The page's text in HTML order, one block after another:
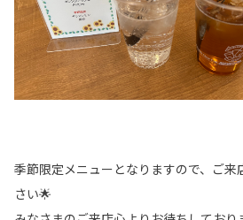
季節限定メニューとなりますので、ご来
さい🌟